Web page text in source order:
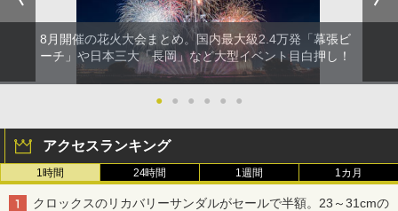
8月開催の花火大会まとめ。国内最大級2.4万発「幕張ビ
ーチ」や日本三大「長岡」など大型イベント目白押し！
● ● ● ● ● ●
アクセスランキング
1時間 24時間 1週間 1カ月
クロックスのリカバリーサンダルがセールで半額。23～31cmの